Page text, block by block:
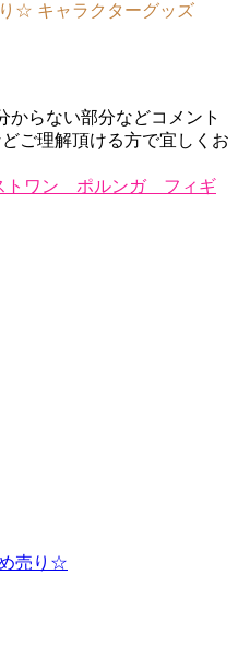
☆ キャラクターグッズ
からない部分などコメント
ご理解頂ける方で宜しくお
トワン ポルンガ フィギ
売り☆